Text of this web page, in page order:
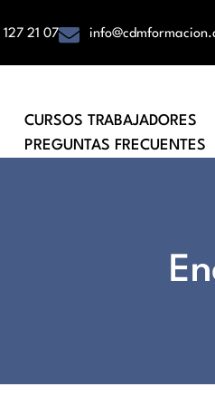
21 07
CURSOS TRABAJADORES
PREGUNTAS FRECUENTES